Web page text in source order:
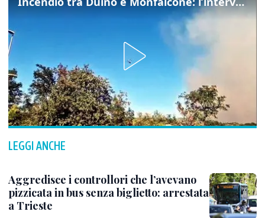
LEGGI ANCHE
Aggredisce i controllori che l’avevano
pizzicata in bus senza biglietto: arrestata
a Trieste